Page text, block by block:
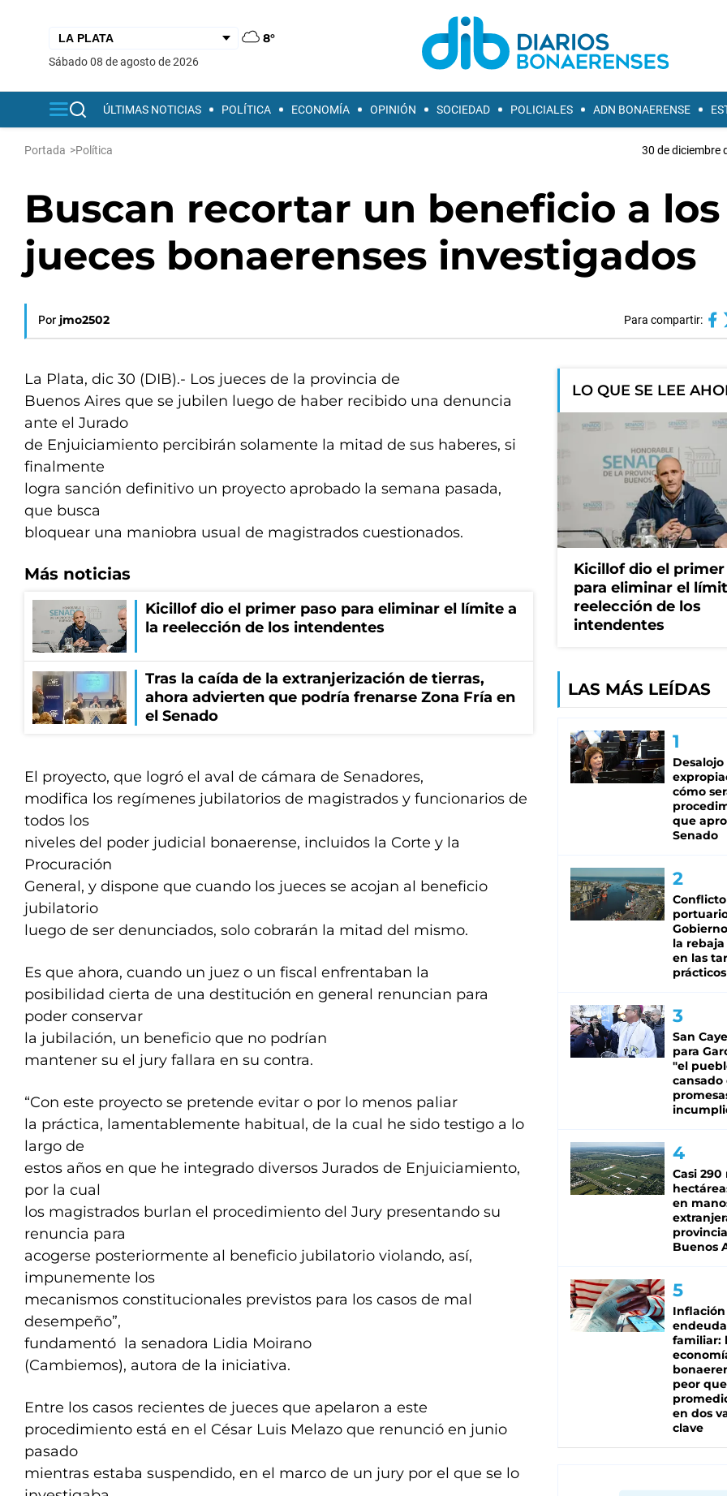
8°
sábado 08 de agosto de 2026
ÚLTIMAS NOTICIAS POLÍTICA ECONOMÍA OPINIÓN SOCIEDAD POLICIALES ADN BONAERENSE
Portada >Política 30 de diciembre
Buscan recortar un beneficio a los
jueces bonaerenses investigados
Por jmo2502 Para compartir:
La Plata, dic 30 (DIB).- Los jueces de la provincia de
Buenos Aires que se jubilen luego de haber recibido una denuncia
ante el Jurado
de Enjuiciamiento percibirán solamente la mitad de sus haberes, si
finalmente
logra sanción definitivo un proyecto aprobado la semana pasada,
que busca
bloquear una maniobra usual de magistrados cuestionados.
Más noticias
Kicillof dio el primer paso para eliminar el límite a
la reelección de los intendentes
Tras la caída de la extranjerización de tierras,
ahora advierten que podría frenarse Zona Fría en
el Senado
El proyecto, que logró el aval de cámara de Senadores,
modifica los regímenes jubilatorios de magistrados y funcionarios de
todos los
niveles del poder judicial bonaerense, incluidos la Corte y la
Procuración
General, y dispone que cuando los jueces se acojan al beneficio
jubilatorio
luego de ser denunciados, solo cobrarán la mitad del mismo.
Es que ahora, cuando un juez o un fiscal enfrentaban la
posibilidad cierta de una destitución en general renuncian para
poder conservar
la jubilación, un beneficio que no podrían
mantener su el jury fallara en su contra.
“Con este proyecto se pretende evitar o por lo menos paliar
la práctica, lamentablemente habitual, de la cual he sido testigo a lo
largo de
estos años en que he integrado diversos Jurados de Enjuiciamiento,
por la cual
los magistrados burlan el procedimiento del Jury presentando su
renuncia para
acogerse posteriormente al beneficio jubilatorio violando, así,
impunemente los
mecanismos constitucionales previstos para los casos de mal
desempeño”,
fundamentó la senadora Lidia Moirano
(Cambiemos), autora de la iniciativa.
Entre los casos recientes de jueces que apelaron a este
procedimiento está en el César Luis Melazo que renunció en junio
pasado
mientras estaba suspendido, en el marco de un jury por el que se lo
LO QUE SE LEE
Kicillof dio el primer
para eliminar el
reelección de los
intendentes
LAS MÁS LEÍDAS
cómo
que
Senado
Conflicto
la rebaja
en las
prácticos
San
para
"el
cansado
Casi 290
en
Buenos
Inflación
familiar:
peor
en dos
clave